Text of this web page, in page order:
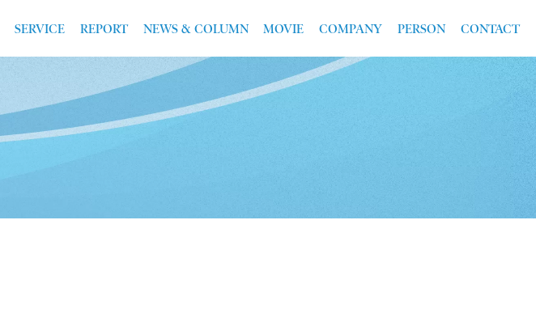
SERVICE REPORT NEWS & COLUMN MOVIE COMPANY PERSON CONTACT